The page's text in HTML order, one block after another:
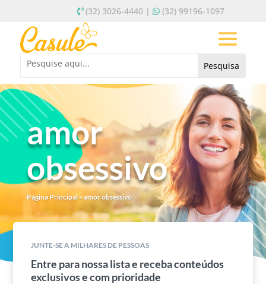
(32) 3026-4440 | (32) 99196-1097
amor
obsessivo
Página Principal» amor obsessivo
JUNTE-SE A MILHARES DE PESSOAS
Entre para nossa lista e receba conteúdos
exclusivos e com prioridade